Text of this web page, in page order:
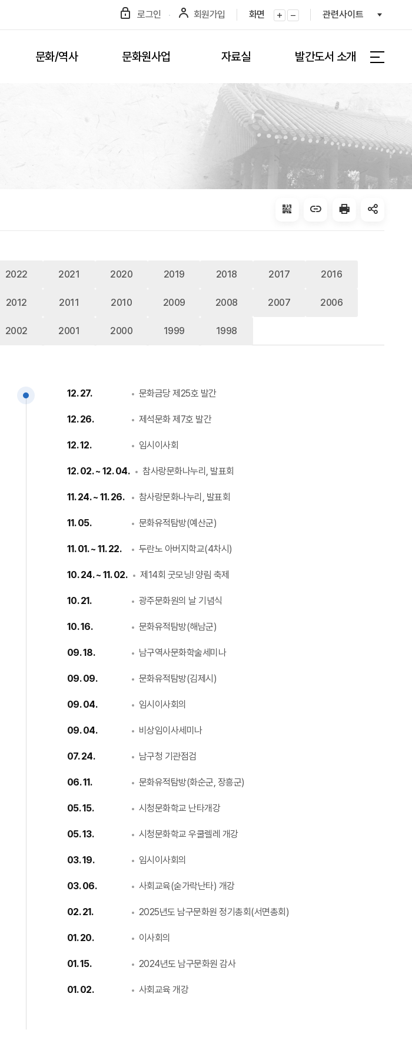
로그인 회원가입
화면
화면확대화면축소
관련사이트
문화/역사 문화원사업 자료실 발간도서 소개
전체메뉴
QRcode주소복사프린터
2022 2021 2020 2019 2018 2017 2016
2012 2011 2010 2009 2008 2007 2006
2002 2001 2000 1999 1998
12. 27. 문화금당 제25호 발간
12. 26. 제석문화 제7호 발간
12. 12. 임시이사회
12. 02. ~ 12. 04. 참사랑문화나누리, 발표회
11. 24. ~ 11. 26. 참사랑문화나누리, 발표회
11. 05. 문화유적탐방(예산군)
11. 01. ~ 11. 22. 두란노 아버지학교(4차시)
10. 24. ~ 11. 02. 제14회 굿모닝! 양림 축제
10. 21. 광주문화원의 날 기념식
10. 16. 문화유적탐방(해남군)
09. 18. 남구역사문화학술세미나
09. 09. 문화유적탐방(김제시)
09. 04. 임시이사회의
09. 04. 비상임이사세미나
07. 24. 남구청 기관점검
06. 11. 문화유적탐방(화순군, 장흥군)
05. 15. 시청문화학교 난타개강
05. 13. 시청문화학교 우쿨렐레 개강
03. 19. 임시이사회의
03. 06. 사회교육(숟가락난타) 개강
02. 21. 2025년도 남구문화원 정기총회(서면총회)
01. 20. 이사회의
01. 15. 2024년도 남구문화원 감사
01. 02. 사회교육 개강